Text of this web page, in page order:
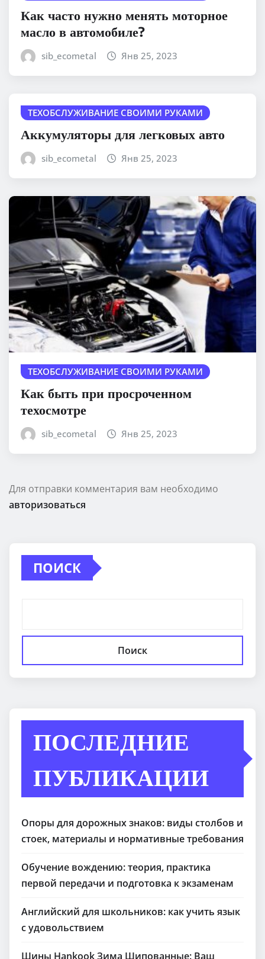
Как часто нужно менять моторное
масло в автомобиле?
sib_ecometal Янв 25, 2023
ТЕХОБСЛУЖИВАНИЕ СВОИМИ РУКАМИ
Аккумуляторы для легковых авто
sib_ecometal Янв 25, 2023
ТЕХОБСЛУЖИВАНИЕ СВОИМИ РУКАМИ
Как быть при просроченном
техосмотре
sib_ecometal Янв 25, 2023
Для отправки комментария вам необходимо
авторизоваться
ПОИСК
Поиск
ПОСЛЕДНИЕ
ПУБЛИКАЦИИ
Опоры для дорожных знаков: виды столбов и
стоек, материалы и нормативные требования
Обучение вождению: теория, практика
первой передачи и подготовка к экзаменам
Английский для школьников: как учить язык
с удовольствием
Шины Hankook Зима Шипованные: Ваш